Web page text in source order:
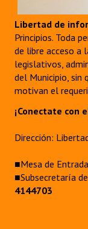
Libertad de
Principios. Toda
de libre acceso a
legislativos,
del Municipio, sin
motivan el
¡Conectate con
Dirección:
■Mesa de
■Subsecretaría
4144703